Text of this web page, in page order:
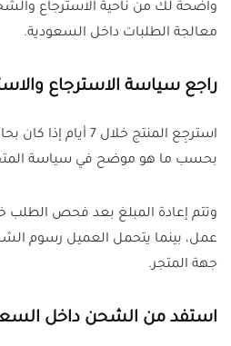
واضحة لك من ناحية الاسترجاع
معالجة الطلبات داخل السعودية.
راجع سياسة الاسترجاع
استرجِع المنتج خلال 7
بحسب ما هو موضح في سياسة
عمل، بينما يتحمل العميل رسوم
جهة المتجر.
استفد من الشحن داخل